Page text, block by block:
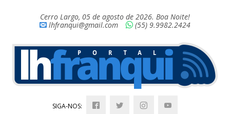
Cerro Largo, 05 de agosto de 2026. Boa Noite!
lhfranqui@gmail.com
(55) 9.9982.2424
SIGA-NOS: